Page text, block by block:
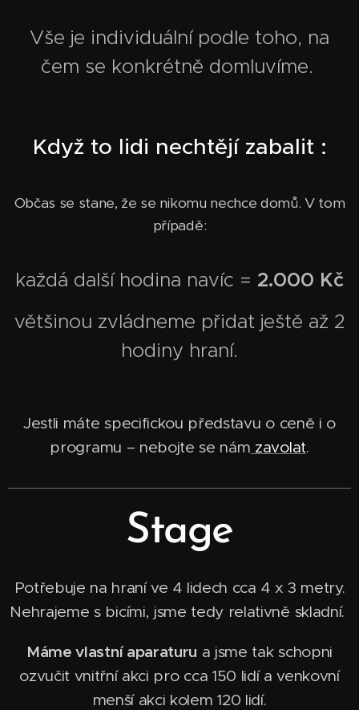
Vše je individuální podle toho, na
čem se konkrétně domluvíme.
Když to lidi nechtějí zabalit :
Občas se stane, že se nikomu nechce domů. V tom
případě:
každá další hodina navíc = 2.000 Kč
většinou zvládneme přidat ještě až 2
hodiny hraní.
Jestli máte specifickou představu o ceně i o
programu – nebojte se nám zavolat.
Stage
Potřebuje na hraní ve 4 lidech cca 4 x 3 metry.
Nehrajeme s bicími, jsme tedy relativně skladní.
Máme vlastní aparaturu a jsme tak schopni
ozvučit vnitřní akci pro cca 150 lidí a venkovní
menší akci kolem 120 lidí.